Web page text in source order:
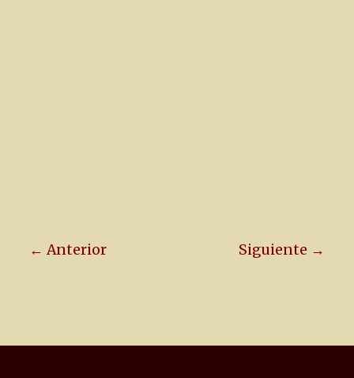
← Anterior Siguiente →